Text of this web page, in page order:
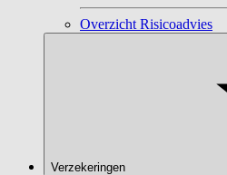
Overzicht Risicoadvies
Verzekeringen